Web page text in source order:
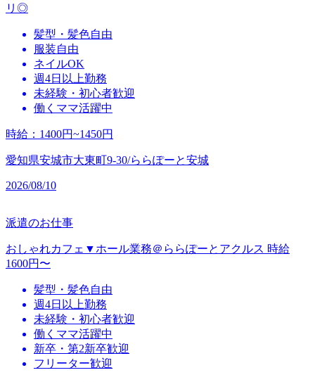
リ◎
髪型・髪色自由
服装自由
ネイルOK
週4日以上勤務
未経験・初心者歓迎
働くママ活躍中
時給 ： 1400円~1450円
愛知県安城市大東町9-30/ららぽーと安城
2026/08/10
派遣のお仕事
おしゃれカフェ▼ホール業務＠ららぽーとアクルス 時給
1600円〜
髪型・髪色自由
週4日以上勤務
未経験・初心者歓迎
働くママ活躍中
新卒・第2新卒歓迎
フリーター歓迎